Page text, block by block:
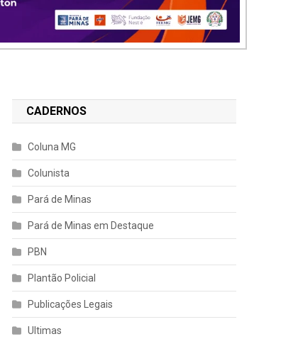
CADERNOS
Coluna MG
Colunista
Pará de Minas
Pará de Minas em Destaque
PBN
Plantão Policial
Publicações Legais
Ultimas